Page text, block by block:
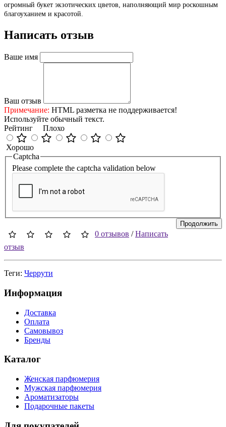
огромный букет экзотических цветов, наполняющий мир роскошным
благоуханием и красотой.
Написать отзыв
Ваше имя
Ваш отзыв
Примечание: HTML разметка не поддерживается!
Используйте обычный текст.
Рейтинг Плохо
Хорошо
Captcha
Please complete the captcha validation below
Продолжить
0 отзывов /Написать
отзыв
Теги: Черрути
Информация
Доставка
Оплата
Самовывоз
Бренды
Каталог
Женская парфюмерия
Мужская парфюмерия
Ароматизаторы
Подарочные пакеты